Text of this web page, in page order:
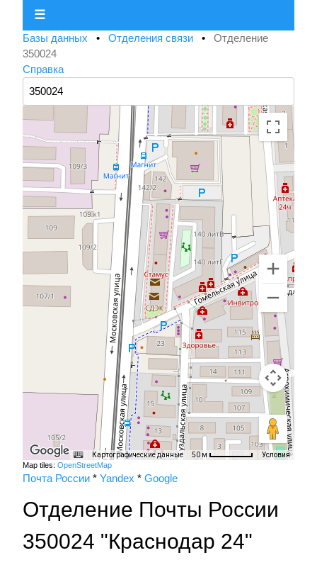
☰
Базы данных • Отделения связи • Отделение
350024
Справка
Картографические данные 50 м Условия
Map tiles: OpenStreetMap
Почта России * Yandex * Google
Отделение Почты России
350024 "Краснодар 24"